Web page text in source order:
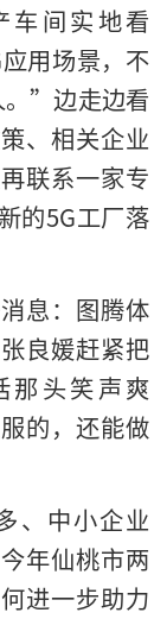
车间实地看
用场景，不
。”边走边看
、相关企业
联系一家专
的5G工厂落
息：图腾体
良媛赶紧把
那头笑声爽
的，还能做
、中小企业
年仙桃市两
进一步助力